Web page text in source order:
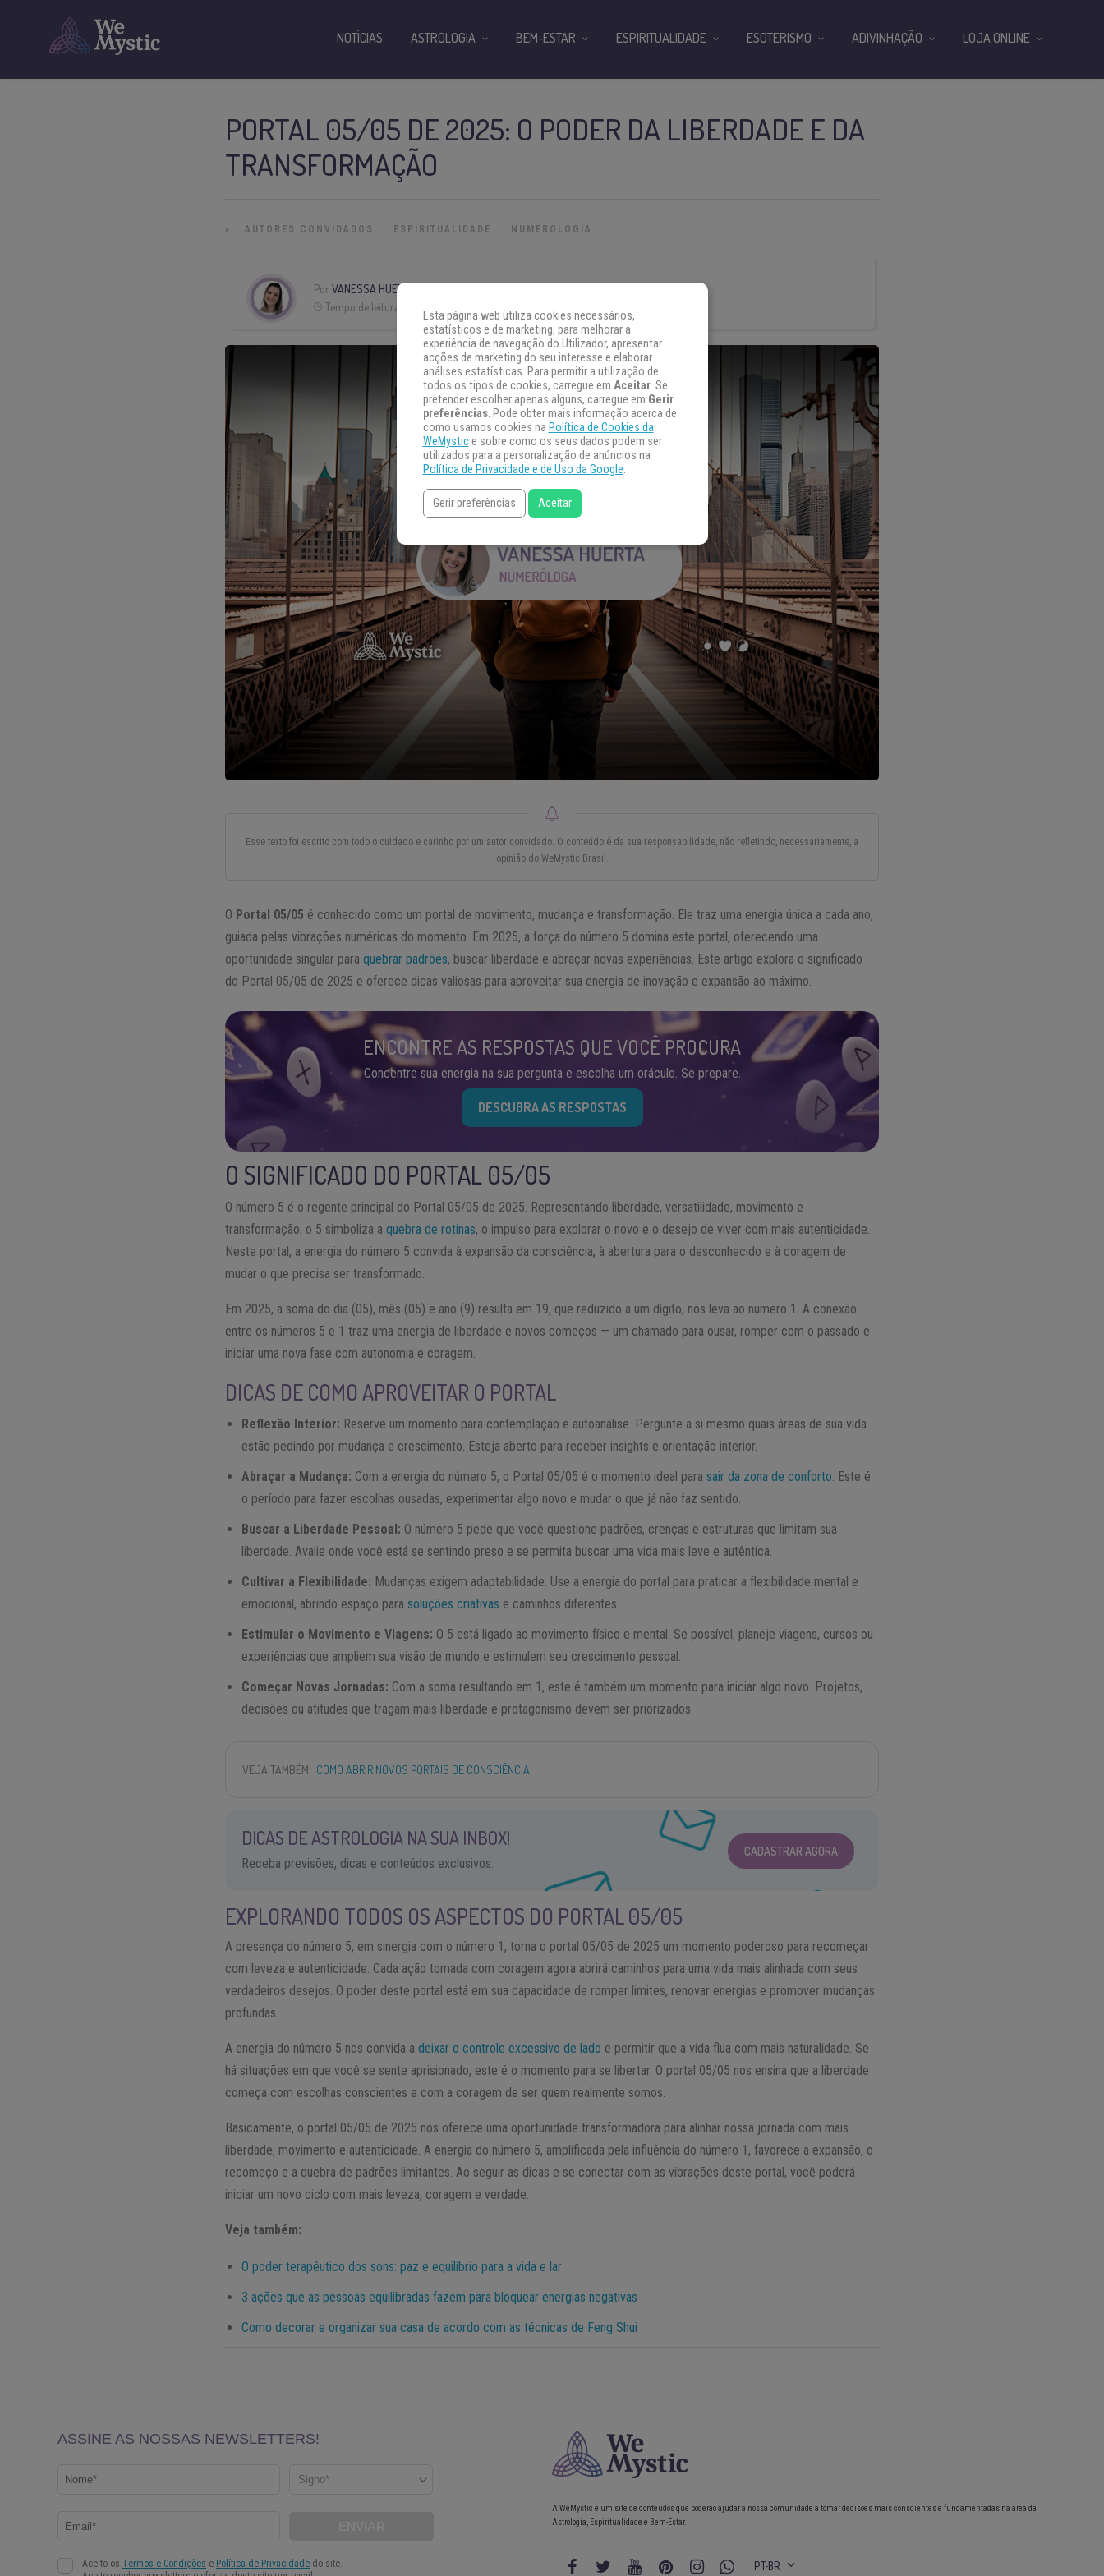
PORTAL 05/05 DE 2025: O PODER DA LIBERDADE E DA
TRANSFORMAÇÃO
» AUTORES CONVIDADOS ESPIRITUALIDADE NUMEROLOGIA
Por VANESSA HUERTA
Tempo de leitura:
Esse texto foi escrito com todo o cuidado e carinho por um autor convidado. O conteúdo é da sua responsabilidade, não refletindo, necessariamente, a
opinião do WeMystic Brasil.
O Portal 05/05 é conhecido como um portal de movimento, mudança e transformação. Ele traz uma energia única a cada ano,
guiada pelas vibrações numéricas do momento. Em 2025, a força do número 5 domina este portal, oferecendo uma
oportunidade singular paraquebrar padrões, buscar liberdade e abraçar novas experiências. Este artigo explora o significado
do Portal 05/05 de 2025 e oferece dicas valiosas para aproveitar sua energia de inovação e expansão ao máximo.
ENCONTRE AS RESPOSTAS QUE VOCÊ PROCURA
Concentre sua energia na sua pergunta e escolha um oráculo. Se prepare.
DESCUBRA AS RESPOSTAS
O SIGNIFICADO DO PORTAL 05/05
O número 5 é o regente principal do Portal 05/05 de 2025. Representando liberdade, versatilidade, movimento e
transformação, o 5 simboliza aquebra de rotinas, o impulso para explorar o novo e o desejo de viver com mais autenticidade.
Neste portal, a energia do número 5 convida à expansão da consciência, à abertura para o desconhecido e à coragem de
mudar o que precisa ser transformado.
Em 2025, a soma do dia (05), mês (05) e ano (9) resulta em 19, que reduzido a um dígito, nos leva ao número 1. A conexão
entre os números 5 e 1 traz uma energia de liberdade e novos começos — um chamado para ousar, romper com o passado e
iniciar uma nova fase com autonomia e coragem.
DICAS DE COMO APROVEITAR O PORTAL
Reflexão Interior: Reserve um momento para contemplação e autoanálise. Pergunte a si mesmo quais áreas de sua vida
estão pedindo por mudança e crescimento. Esteja aberto para receber insights e orientação interior.
Abraçar a Mudança: Com a energia do número 5, o Portal 05/05 é o momento ideal parasair da zona de conforto. Este é
o período para fazer escolhas ousadas, experimentar algo novo e mudar o que já não faz sentido.
Buscar a Liberdade Pessoal: O número 5 pede que você questione padrões, crenças e estruturas que limitam sua
liberdade. Avalie onde você está se sentindo preso e se permita buscar uma vida mais leve e autêntica.
Cultivar a Flexibilidade: Mudanças exigem adaptabilidade. Use a energia do portal para praticar a flexibilidade mental e
emocional, abrindo espaço parasoluções criativas e caminhos diferentes.
Estimular o Movimento e Viagens: O 5 está ligado ao movimento físico e mental. Se possível, planeje viagens, cursos ou
experiências que ampliem sua visão de mundo e estimulem seu crescimento pessoal.
Começar Novas Jornadas: Com a soma resultando em 1, este é também um momento para iniciar algo novo. Projetos,
decisões ou atitudes que tragam mais liberdade e protagonismo devem ser priorizados.
VEJA TAMBÉM COMO ABRIR NOVOS PORTAIS DE CONSCIÊNCIA
DICAS DE ASTROLOGIA NA SUA INBOX!
Receba previsões, dicas e conteúdos exclusivos.
CADASTRAR AGORA
EXPLORANDO TODOS OS ASPECTOS DO PORTAL 05/05
A presença do número 5, em sinergia com o número 1, torna o portal 05/05 de 2025 um momento poderoso para recomeçar
com leveza e autenticidade. Cada ação tomada com coragem agora abrirá caminhos para uma vida mais alinhada com seus
verdadeiros desejos. O poder deste portal está em sua capacidade de romper limites, renovar energias e promover mudanças
profundas.
A energia do número 5 nos convida adeixar o controle excessivo de lado e permitir que a vida flua com mais naturalidade. Se
há situações em que você se sente aprisionado, este é o momento para se libertar. O portal 05/05 nos ensina que a liberdade
começa com escolhas conscientes e com a coragem de ser quem realmente somos.
Basicamente, o portal 05/05 de 2025 nos oferece uma oportunidade transformadora para alinhar nossa jornada com mais
liberdade, movimento e autenticidade. A energia do número 5, amplificada pela influência do número 1, favorece a expansão, o
recomeço e a quebra de padrões limitantes. Ao seguir as dicas e se conectar com as vibrações deste portal, você poderá
iniciar um novo ciclo com mais leveza, coragem e verdade.
Veja também:
O poder terapêutico dos sons: paz e equilíbrio para a vida e lar
3 ações que as pessoas equilibradas fazem para bloquear energias negativas
Como decorar e organizar sua casa de acordo com as técnicas de Feng Shui
NOTÍCIAS ASTROLOGIA BEM-ESTAR ESPIRITUALIDADE ESOTERISMO ADIVINHAÇÃO LOJA ONLINE
A WeMystic é um site de conteúdos que poderão ajudar a nossa comunidade a tomar decisões mais conscientes e fundamentadas na área da
Astrologia, Espiritualidade e Bem-Estar.
PT-BR
Esta página web utiliza cookies necessários,
estatísticos e de marketing, para melhorar a
experiência de navegação do Utilizador, apresentar
acções de marketing do seu interesse e elaborar
análises estatísticas. Para permitir a utilização de
todos os tipos de cookies, carregue em Aceitar. Se
pretender escolher apenas alguns, carregue em Gerir
preferências. Pode obter mais informação acerca de
como usamos cookies na Política de Cookies da
WeMystice sobre como os seus dados podem ser
utilizados para a personalização de anúncios na
Política de Privacidade e de Uso da Google.
Gerir preferências Aceitar